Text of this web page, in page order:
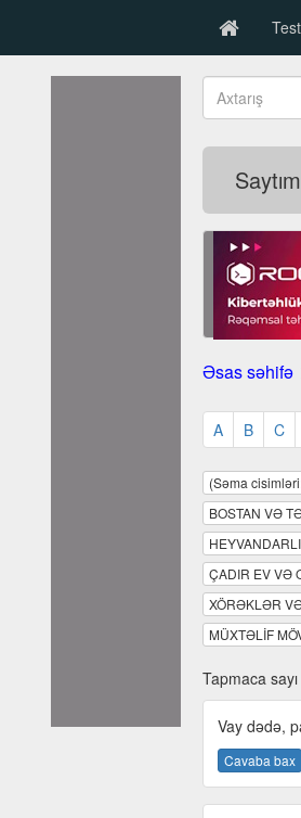
Əsas səhifə
A B C
(Səma
BOSTAN VƏ
ÇADIR EV VƏ
XÖRƏKLƏR
MÜXTƏLİF
Tapmaca sayı
Vay dədə,
Cavaba bax